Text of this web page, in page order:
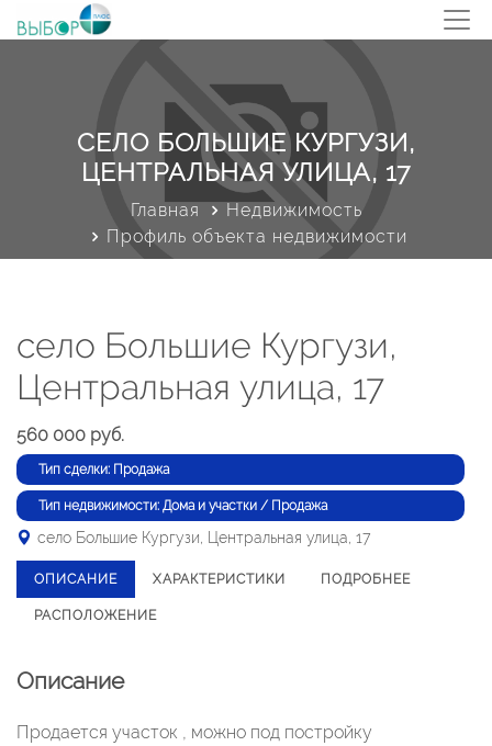
СЕЛО БОЛЬШИЕ КУРГУЗИ,
ЦЕНТРАЛЬНАЯ УЛИЦА, 17
Главная
Недвижимость
Профиль объекта недвижимости
село Большие Кургузи,
Центральная улица, 17
560 000 руб.
Тип сделки: Продажа
Тип недвижимости: Дома и участки / Продажа
село Большие Кургузи, Центральная улица, 17
ОПИСАНИЕ ХАРАКТЕРИСТИКИ ПОДРОБНЕЕ
РАСПОЛОЖЕНИЕ
Описание
Продается участок , можно под постройку